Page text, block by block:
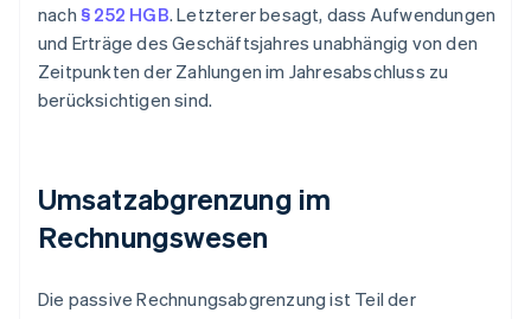
nach § 252 HGB. Letzterer besagt, dass Aufwendungen
und Erträge des Geschäftsjahres unabhängig von den
Zeitpunkten der Zahlungen im Jahresabschluss zu
berücksichtigen sind.
Umsatzabgrenzung im
Rechnungswesen
Die passive Rechnungsabgrenzung ist Teil der